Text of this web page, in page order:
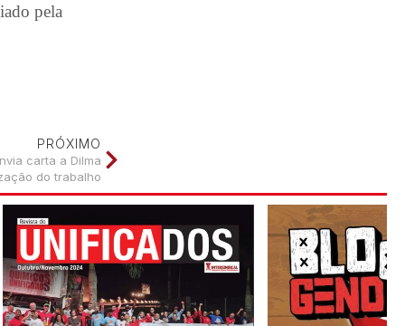
pela
PRÓXIMO
carta a Dilma
do trabalho